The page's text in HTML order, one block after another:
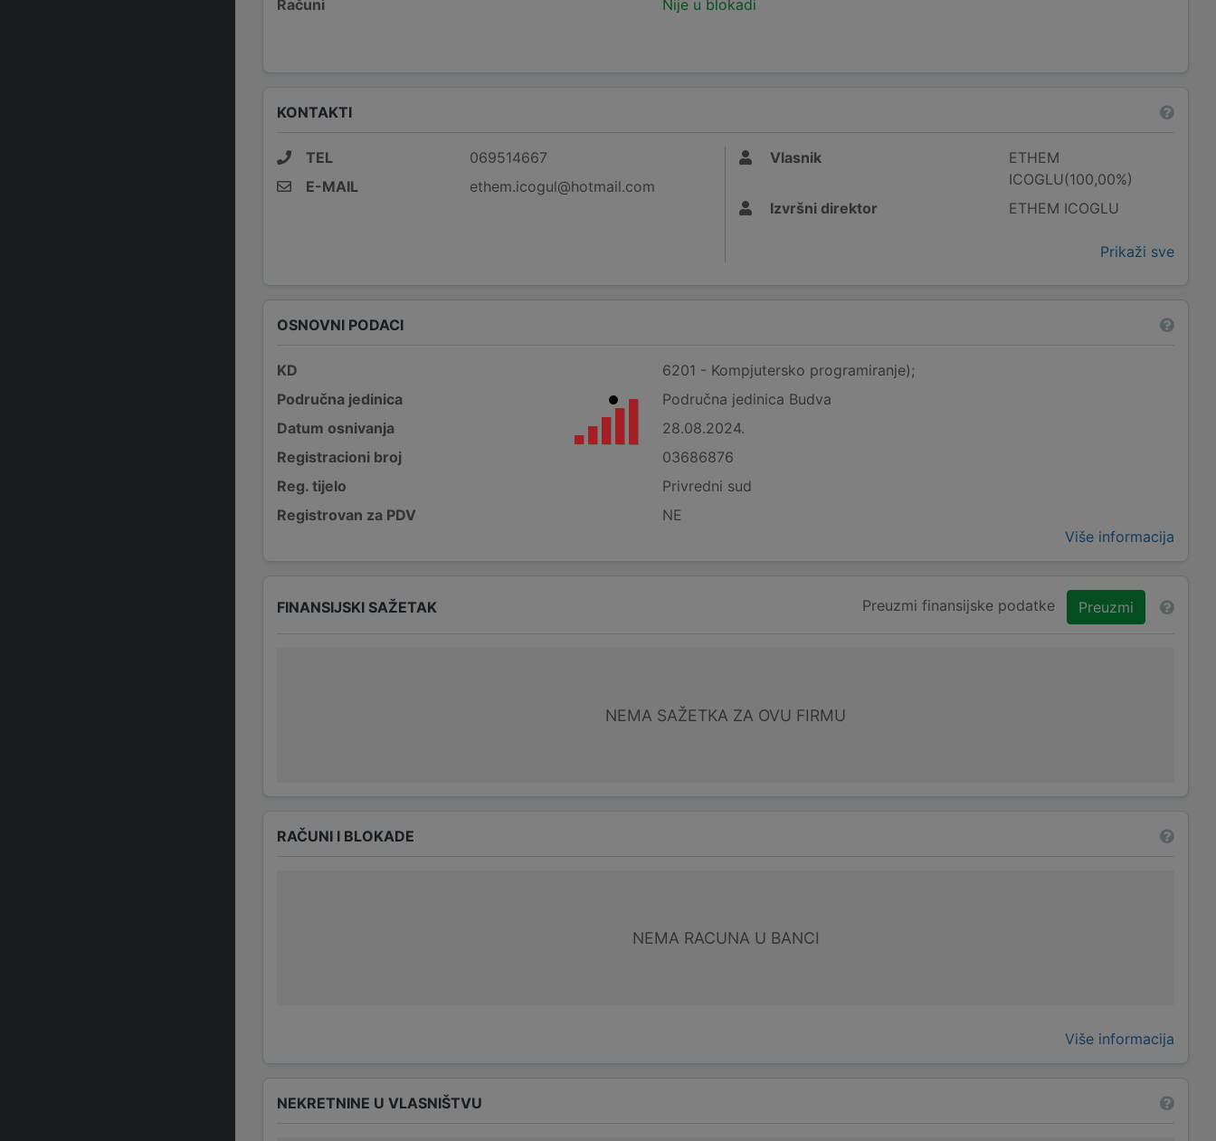
Računi Nije u blokadi
KONTAKTI
TEL
069514667
E-MAIL
ethem.icogul@hotmail.com
Vlasnik
ETHEM
ICOGLU(100,00%)
Izvršni direktor
ETHEM ICOGLU
Prikaži sve
OSNOVNI PODACI
KD
6201 - Kompjutersko programiranje);
Područna jedinica
Područna jedinica Budva
Datum osnivanja
28.08.2024.
Registracioni broj
03686876
Reg. tijelo
Privredni sud
Registrovan za PDV
NE
Više informacija
FINANSIJSKI SAŽETAK Preuzmi finansijske podatke Preuzmi
NEMA SAŽETKA ZA OVU FIRMU
RAČUNI I BLOKADE
NEMA RACUNA U BANCI
Više informacija
NEKRETNINE U VLASNIŠTVU